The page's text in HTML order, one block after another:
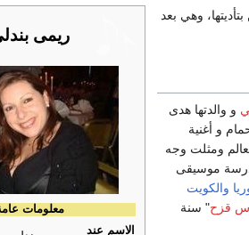
ريمى
معلومات
الاسم عند
وهي بعد
و والدتها هدى
و أغنية
ومثلت وجه
موسيقى
والكويت
قزح" سنة